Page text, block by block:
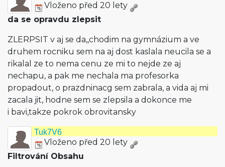
Vloženo před 20 lety
da se opravdu zlepsit
ZLERPSIT v aj se da,,chodim na gymnázium a ve
druhem rocniku sem na aj dost kaslala neucila se a
rikalal ze to nema cenu ze mi to nejde ze aj
nechapu, a pak me nechala ma profesorka
propadout, o prazdninacg sem zabrala, a vida aj mi
zacala jit, hodne sem se zlepsila a dokonce me
i bavi,takze pokrok obrovitansky
Tuk7V6
Vloženo před 20 lety
Filtrování Obsahu